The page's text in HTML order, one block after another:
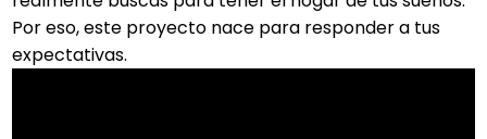
Por eso, este proyecto nace para responder a tus
expectativas.